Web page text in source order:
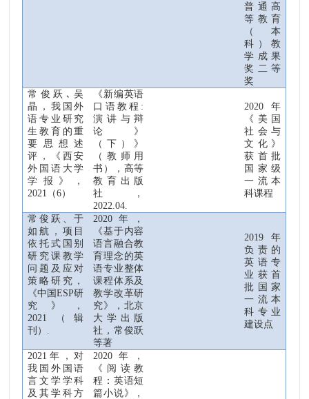
普通高
等教育
（本
科 ）教
学成果
奖二等
奖
常俊跃 ､吴
晶
，我国外
语专业研究
生教育的重
要思想述
评，《西安
外国语大学
学报》，
2021
（6）
《新编英语
口语教程 :
演讲与辩
论 》
（下 ） 》
（教师用
书 ）， 高等
教育出版
社
，
2022.04.
2020 年
《美国
社会与
文化》
获首批
国家级
一流本
科课程
常俊跃、于
如航，项目
依托式国别
研究课教学
问题及应对
策略研究，
《中国ESP研
究》，
2021
（辑
刊）
2020 年，
《基于内容
语言融合教
育理念的英
语专业整体
课程体系及
教学改革研
究》，北京
大学出版
社，常俊跃
等著
2019 年
负责的
英语专
业获首
批国家
一流本
科专 业
建设点
2021 年，对
我国外国语
言文学学科
及其学科方
2020 年，
《阅读教
程：英语短
篇小说》，